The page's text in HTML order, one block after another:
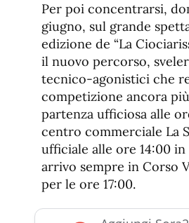
Per poi concentrarsi,
giugno, sul grande
edizione de “La
il nuovo percorso,
tecnico-agonistici che
competizione ancora
partenza ufficiosa alle
centro commerciale La
ufficiale alle ore 14:00
arrivo sempre in Corso
per le ore 17:00.